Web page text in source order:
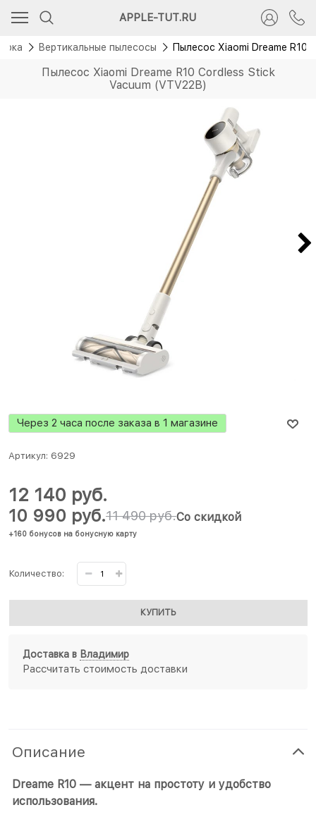
APPLE-TUT.RU
Вертикальные пылесосы Пылесос Xiaomi Dreame R10
Пылесос Xiaomi Dreame R10 Cordless Stick
Vacuum (VTV22B)
Скидка 500 руб.
Новинка
Через 2 часа после заказа в 1 магазине
Артикул: 6929
11 490 руб.
10 990 руб.
+160 бонусов на бонусную карту
Со скидкой
12 140 руб.
Количество:
КУПИТЬ
Доставка в Владимир
Рассчитать стоимость доставки
Описание
Dreame R10 — акцент на простоту и удобство
использования.